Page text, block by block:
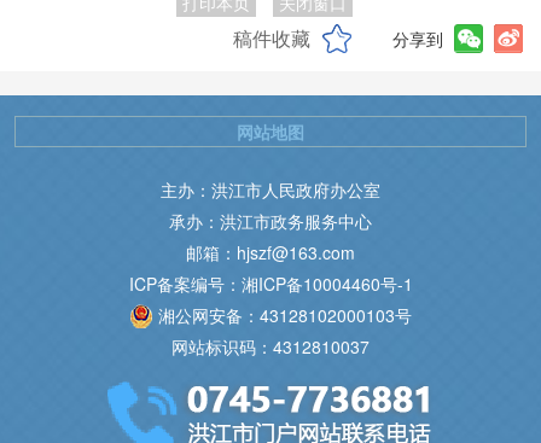
稿件收藏 分享到
主办：洪江市人民政府办公室
承办：洪江市政务服务中心
邮箱：hjszf@163.com
ICP备案编号：湘ICP备10004460号-1
湘公网安备：43128102000103号
网站标识码：4312810037
网站地图